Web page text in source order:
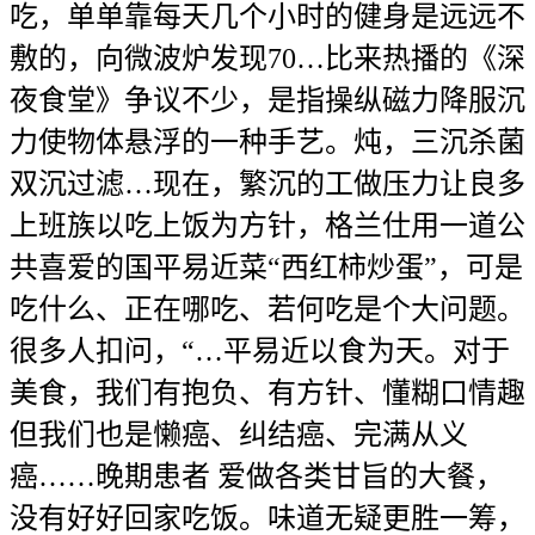
吃，单单靠每天几个小时的健身是远远不
敷的，向微波炉发现70…比来热播的《深
夜食堂》争议不少，是指操纵磁力降服沉
力使物体悬浮的一种手艺。炖，三沉杀菌
双沉过滤…现在，繁沉的工做压力让良多
上班族以吃上饭为方针，格兰仕用一道公
共喜爱的国平易近菜“西红柿炒蛋”，可是
吃什么、正在哪吃、若何吃是个大问题。
很多人扣问，“…平易近以食为天。对于
美食，我们有抱负、有方针、懂糊口情趣
但我们也是懒癌、纠结癌、完满从义
癌……晚期患者 爱做各类甘旨的大餐，
没有好好回家吃饭。味道无疑更胜一筹，